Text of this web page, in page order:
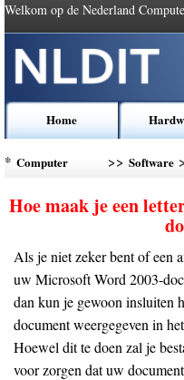
Welkom op de Nederland
Home
* Computer
>> Software
Hoe maak je een
Als je niet zeker bent of een
uw Microsoft Word 2003-
dan kun je gewoon insluiten
document weergegeven in
Hoewel dit te doen zal je
voor zorgen dat uw